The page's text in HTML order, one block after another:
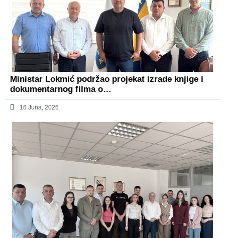
Ministar Lokmić podržao projekat izrade knjige i
dokumentarnog filma o…
16 Juna, 2026